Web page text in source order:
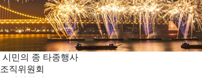
시민의 종 타종행사
조직위원회